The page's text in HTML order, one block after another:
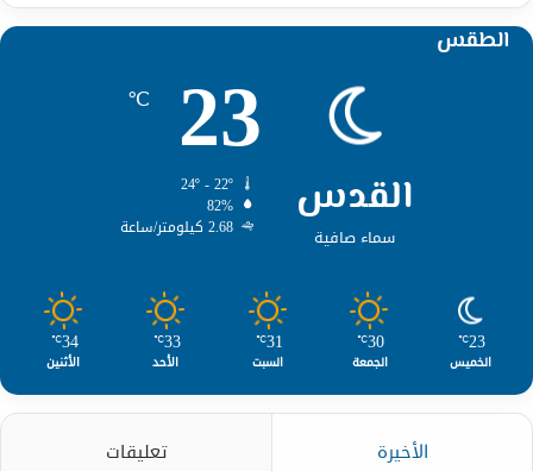
الطقس
القدس
سماء صافية
23
℃
82%
2.68 كيلومتر/ساعة
23
℃
الخميس
30
℃
الجمعة
31
℃
السبت
33
℃
الأحد
34
℃
الأثنين
الأخيرة تعليقات